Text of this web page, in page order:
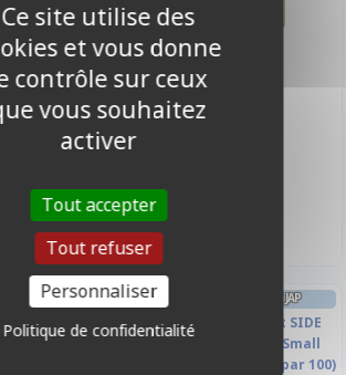
Dés
PROTÈGES CARTES FORMAT JAP
Sous Protection Pro-fit SIDE
LOAD Ultrapro - Taille Small
(transparentes Souples par 100)
Ce site utilise des
et vous donne
contrôle sur ceux
vous souhaitez
activer
Tout accepter
Tout refuser
Personnaliser
Politique de confidentialité